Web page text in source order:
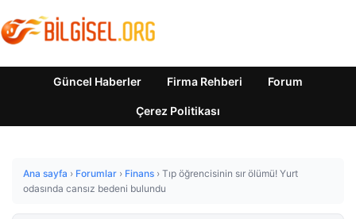
Güncel Haberler Firma Rehberi Forum
Çerez Politikası
Ana sayfa › Forumlar › Finans › Tıp öğrencisinin sır ölümü! Yurt
odasında cansız bedeni bulundu